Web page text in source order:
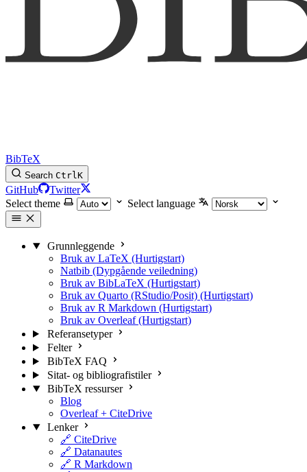
BibTeX
Search CtrlK
GitHub
Twitter
Select theme
Select language
Grunnleggende
Bruk av LaTeX (Hurtigstart)
Natbib (Dypgående veiledning)
Bruk av BibLaTeX (Hurtigstart)
Bruk av Quarto (RStudio/Posit) (Hurtigstart)
Bruk av R Markdown (Hurtigstart)
Bruk av Overleaf (Hurtigstart)
Referansetyper
Felter
BibTeX FAQ
Sitat- og bibliografistiler
BibTeX ressurser
Blog
Overleaf + CiteDrive
Lenker
🔗 CiteDrive
🔗 Datanautes
🔗 R Markdown